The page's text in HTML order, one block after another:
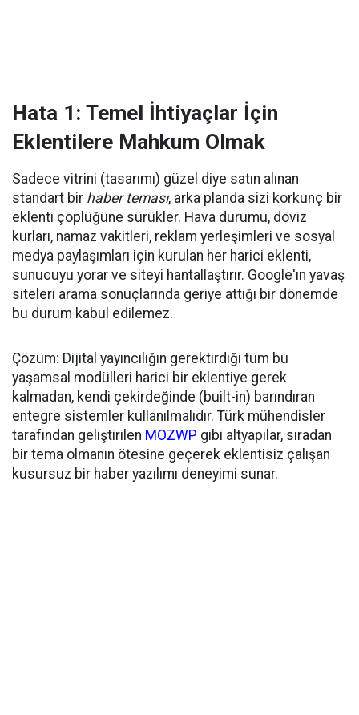
Hata 1: Temel İhtiyaçlar İçin
Eklentilere Mahkum Olmak
Sadece vitrini (tasarımı) güzel diye satın alınan
standart bir haber teması, arka planda sizi korkunç bir
eklenti çöplüğüne sürükler. Hava durumu, döviz
kurları, namaz vakitleri, reklam yerleşimleri ve sosyal
medya paylaşımları için kurulan her harici eklenti,
sunucuyu yorar ve siteyi hantallaştırır. Google'ın yavaş
siteleri arama sonuçlarında geriye attığı bir dönemde
bu durum kabul edilemez.
Çözüm: Dijital yayıncılığın gerektirdiği tüm bu
yaşamsal modülleri harici bir eklentiye gerek
kalmadan, kendi çekirdeğinde (built-in) barındıran
entegre sistemler kullanılmalıdır. Türk mühendisler
tarafından geliştirilen MOZWP gibi altyapılar, sıradan
bir tema olmanın ötesine geçerek eklentisiz çalışan
kusursuz bir haber yazılımı deneyimi sunar.